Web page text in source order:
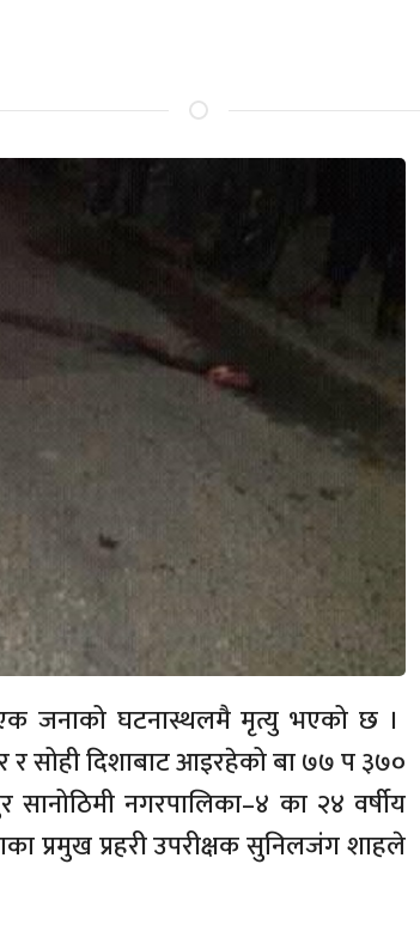
एक जनाको घटनास्थलमै मृत्यु भएको छ ।
र सोही दिशाबाट आइरहेको बा ७७ प ३७०
नगरपालिका–४ का २४ वर्षीय
प्रमुख प्रहरी उपरीक्षक सुनिलजंग शाहले